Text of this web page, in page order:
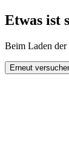
Etwas ist
Beim Laden der
Erneut